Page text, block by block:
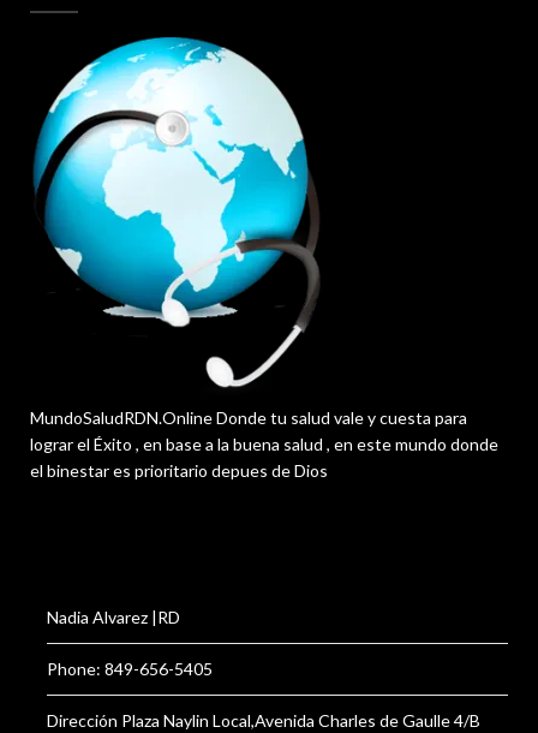
MundoSaludRDN.Online Donde tu salud vale y cuesta para
lograr el Éxito , en base a la buena salud , en este mundo donde
el binestar es prioritario depues de Dios
Nadia Alvarez |RD
Phone: 849-656-5405
Dirección Plaza Naylin Local,Avenida Charles de Gaulle 4/B